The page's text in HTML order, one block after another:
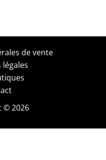
de vente
© 2026